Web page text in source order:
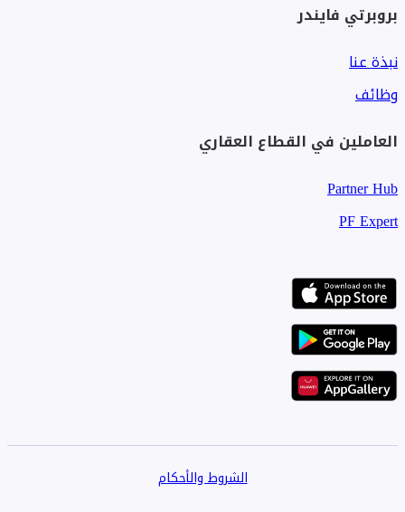
بروبرتي فايندر
نبذة عنا
وظائف
العاملين في القطاع العقاري
Partner Hub
PF Expert
الشروط والأحكام